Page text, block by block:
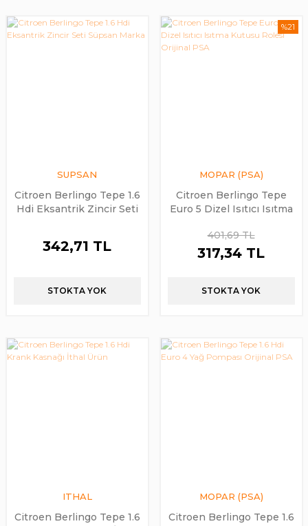
SUPSAN
Citroen Berlingo Tepe 1.6
Hdi Eksantrik Zincir Seti
342,71 TL
STOKTA YOK
%21
MOPAR (PSA)
Citroen Berlingo Tepe
Euro 5 Dizel Isıtıcı Isıtma
PSA
401,69 TL
317,34 TL
STOKTA YOK
ITHAL
Citroen Berlingo Tepe 1.6
MOPAR (PSA)
Citroen Berlingo Tepe 1.6